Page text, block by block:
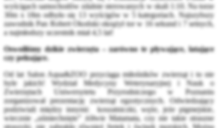
wyścigach samochodów zdalnie sterowanych w skali 1:10. Na torze
30m x 18m odbyło się 13 wyścigów w 5 kategoriach. Najszybszy
zawodnik Pan Robert Okoński okrążył tor w 16 sekund i 7 setnych,
a najmłodszy uczestnik miał 4,5 lat!
Oswoiliśmy dzikie zwierzęta – zarówno te pływające, latające
czy pełzające.
Od lat Salon Aqua&ZOO przyciąga miłośników zwierząt i to nie
byle jakich! Wydział Medycyny Weterynaryjnej i Nauk o
Zwierzętach Uniwersytetu Przyrodniczego w Poznaniu
zorganizował prezentację zwierząt egzotycznych. Odwiedzający
podziwiali między innymi: koszatniczki, węże, jeże pigmejskie,
wiecznie „uśmiechnięte” żółwie Matamata, czy nie takie straszne